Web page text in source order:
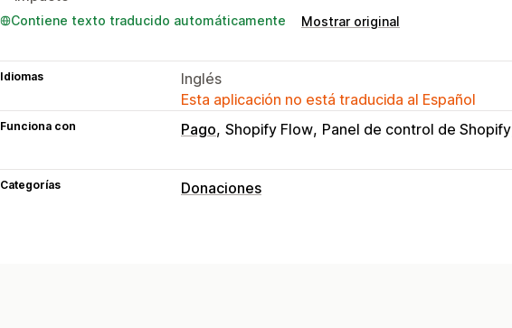
Contiene texto traducido automáticamente Mostrar original
Idiomas
Inglés
Esta aplicación no está traducida al Español
Funciona con Pago Shopify Flow Panel de control de Shopify
Categorías Donaciones